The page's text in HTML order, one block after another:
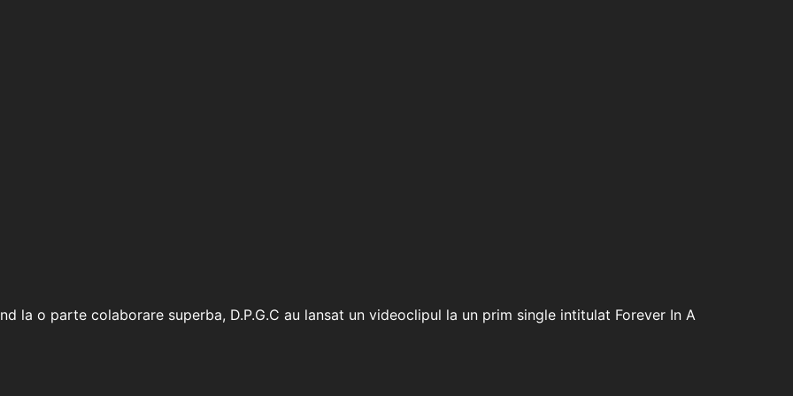
la o parte colaborare superba, D.P.G.C au lansat un videoclipul la un prim single intitulat Forever In A